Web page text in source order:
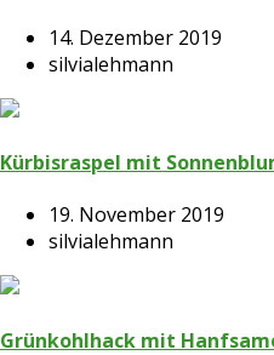
14. Dezember 2019
silvialehmann
Kürbisraspel mit
19. November 2019
silvialehmann
Grünkohlhack mit